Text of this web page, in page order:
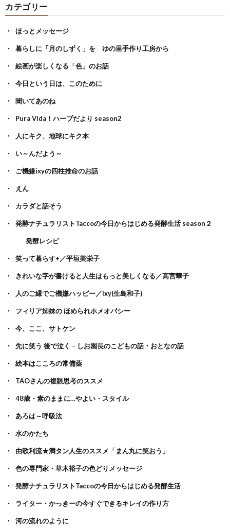
カテゴリー
ほっとメッセージ
暮らしに「月のしずく」を ゆの里手作り工房から
絵画が楽しくなる「色」のお話
今日という日は、このために
聞いてあのね
Pura Vida！ハーブだより season2
人にキク、地球にキク本
い～んだよう～
ご機嫌ixyの四柱推命のお話
えん
カラダと話そう
発酵ナチュラリストTaccoの今日からはじめる発酵生活 season２
発酵レシピ
笑って暮らす+／平垣美栄子
きれいな字が書けると人生はもっと美しくなる／高宮華子
人のご縁でご機嫌ハッピー／ixy(生島和子)
フィリア姉妹の ほめられホメオパシー
今、ここ、サトケン
先に笑う 後で泣く – しお園長のこどもの話・おとなの話
絵本はこころの常備薬
TAOさんの複眼思考のススメ
48歳・素のままに…やよい・スタイル
あろは～呼吸法
水のかたち
由歌利流★満タン人生のススメ「まん丸に笑おう」
色の専門家・草木裕子の色どりメッセージ
発酵ナチュラリストTaccoの今日からはじめる発酵生活
ライター・かっきーの今すぐできるキレイの作り方
河の流れのように